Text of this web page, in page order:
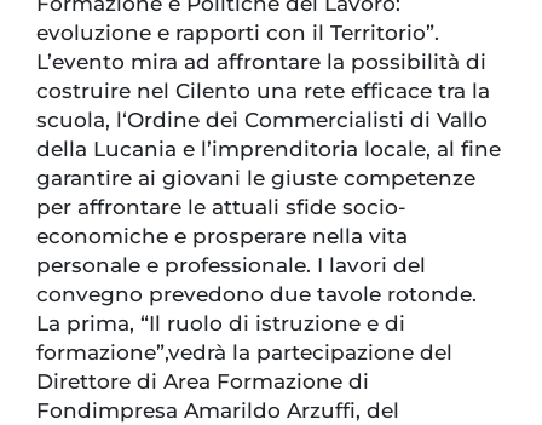
evoluzione e rapporti con il Territorio”.
L’evento mira ad affrontare la possibilità di
costruire nel Cilento una rete efficace tra la
scuola, l‘Ordine dei Commercialisti di Vallo
della Lucania e l’imprenditoria locale, al fine
garantire ai giovani le giuste competenze
per affrontare le attuali sfide socio-
economiche e prosperare nella vita
personale e professionale. I lavori del
convegno prevedono due tavole rotonde.
La prima, “Il ruolo di istruzione e di
formazione”,vedrà la partecipazione del
Direttore di Area Formazione di
Fondimpresa Amarildo Arzuffi, del